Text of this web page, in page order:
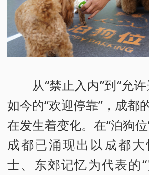
从“禁止入内”到“允
如今的“欢迎停靠”，成都
在发生着变化。在“泊狗位
成都已涌现出以成都
士、东郊记忆为代表的